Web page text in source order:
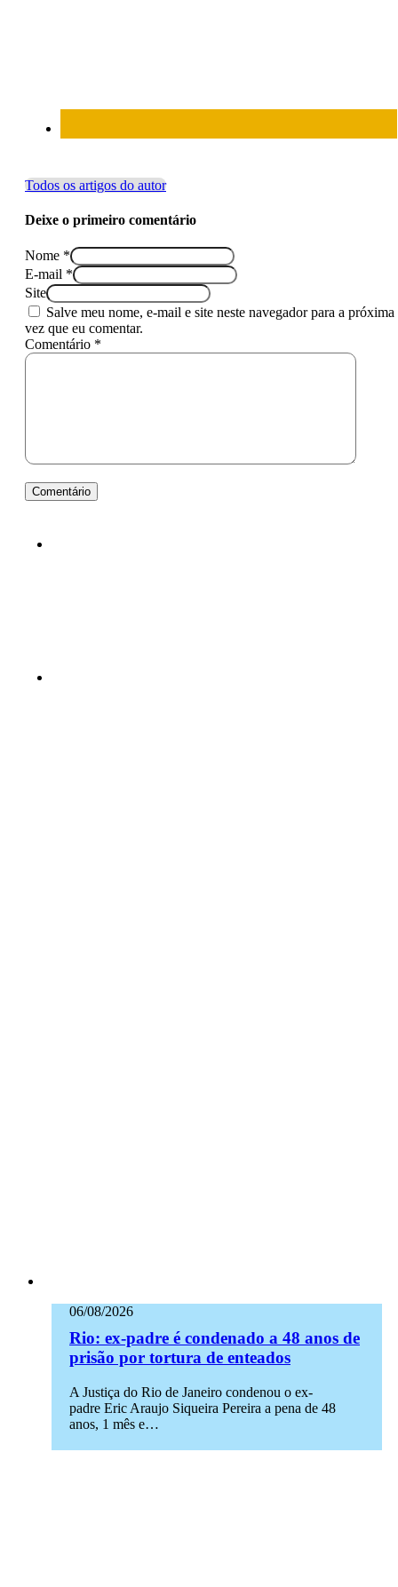
Todos os artigos do autor
Deixe o primeiro comentário
Nome *
E-mail *
Site
Salve meu nome, e-mail e site neste navegador para a próxima
vez que eu comentar.
Comentário *
06/08/2026
Rio: ex-padre é condenado a 48 anos de
prisão por tortura de enteados
A Justiça do Rio de Janeiro condenou o ex-
padre Eric Araujo Siqueira Pereira a pena de 48
anos, 1 mês e…